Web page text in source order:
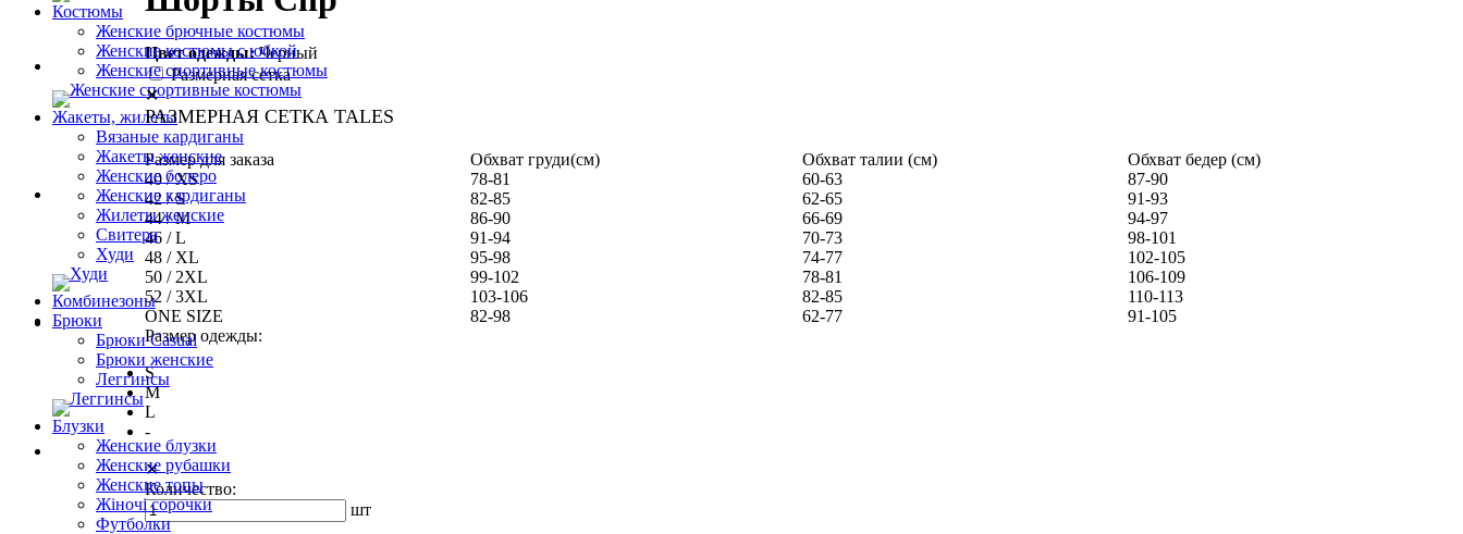
Костюмы
Женские брючные костюмы
Женские костюмы с юбкой
Женские спортивные костюмы
Жакеты, жилеты
Вязаные кардиганы
Жакеты женские
Женские болеро
Женские кардиганы
Жилеты женские
Свитера
Худи
Комбинезоны
Брюки
Брюки Casual
Брюки женские
Леггинсы
Блузки
Женские блузки
Женские рубашки
Женские топы
Жіночі сорочки
Футболки
Цвет одежды:Черный
Размерная сетка
✕
РАЗМЕРНАЯ СЕТКА TALES
Размер для заказа Обхват груди(см) Обхват талии (см)
Обхват бедер (см)
40 / XS
78-81 60-63
87-90
42 / S
82-85 62-65
91-93
44 / M
86-90 66-69
94-97
46 / L
91-94 70-73
98-101
48 / XL
95-98 74-77
102-105
50 / 2XL
99-102 78-81
106-109
52 / 3XL
103-106 82-85
110-113
ONE SIZE
82-98 62-77
91-105
Размер одежды:
S
M
L
-
✕
Количество:
шт